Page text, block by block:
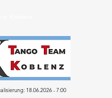
18.06.2026 - 7:00